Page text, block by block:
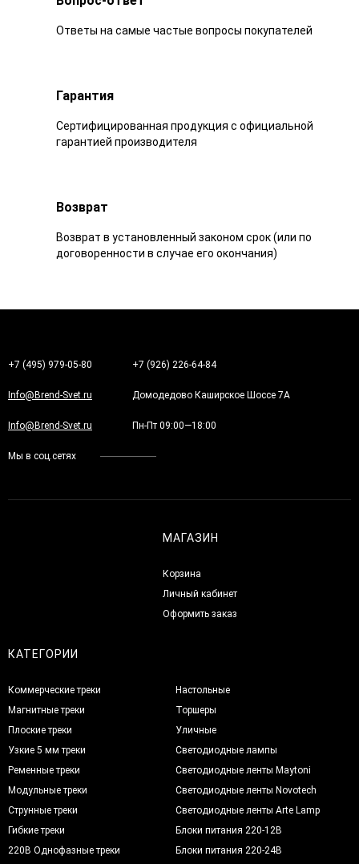
Ответы на самые частые вопросы покупателей
Гарантия
Сертифицированная продукция с официальной
гарантией производителя
Возврат
Возврат в установленный законом срок (или по
договоренности в случае его окончания)
+7 (495) 979-05-80 +7 (926) 226-64-84
Info@Brend-Svet.ru Домодедово Каширское Шоссе 7А
Info@Brend-Svet.ru Пн-Пт 09:00—18:00
Мы в соц.сетях
МАГАЗИН
Корзина
Личный кабинет
Оформить заказ
КАТЕГОРИИ
Коммерческие треки
Магнитные треки
Плоские треки
Узкие 5 мм треки
Ременные треки
Модульные треки
Струнные треки
Гибкие треки
220В Однофазные треки
Настольные
Торшеры
Уличные
Светодиодные лампы
Светодиодные ленты Maytoni
Светодиодные ленты Novotech
Светодиодные ленты Arte Lamp
Блоки питания 220-12В
Блоки питания 220-24В